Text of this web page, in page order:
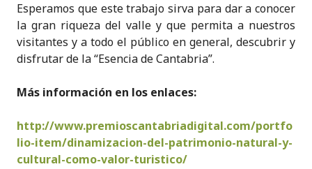
Esperamos que este trabajo sirva para dar a conocer
la gran riqueza del valle y que permita a nuestros
visitantes y a todo el público en general, descubrir y
disfrutar de la “Esencia de Cantabria”.
Más información en los enlaces:
http://www.premioscantabriadigital.com/portfo
lio-item/dinamizacion-del-patrimonio-natural-y-
cultural-como-valor-turistico/